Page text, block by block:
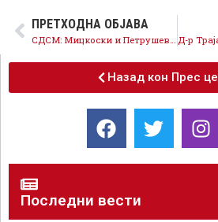
ПРЕТХОДНА ОБЈАВА
СДСМ: Мицкоски и Петрушевски со лаги го покриваат бугарскиот капитал на ВМРО-ДПМНЕ
Назад кон Прес
Последни вести